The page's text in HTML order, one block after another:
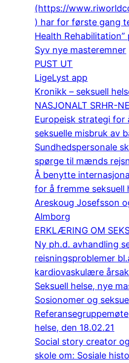
(https://
) har for første gang
Health
Syv nye masteremner
PUST UT
LigeLyst app
Kronikk – seksuell
NASJONALT SRHR-
Europeisk strategi for
seksuelle misbruk av
Sundhedspersonale
spørge til mænds
Å benytte
for å fremme seksuell
Areskoug Josefsson
Almborg
ERKLÆRING OM
Ny ph.d. avhandling
reisningsproblemer
kardiovaskulære
Seksuell helse, nye
Sosionomer og
helse, den 18.02.21
Social story creator
skole om: Sosiale